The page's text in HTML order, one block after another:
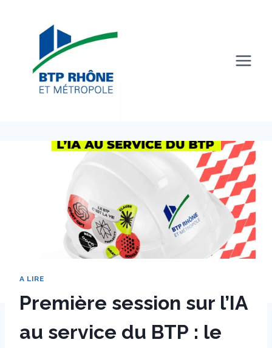
A LIRE
Première session sur l’IA
au service du BTP : le